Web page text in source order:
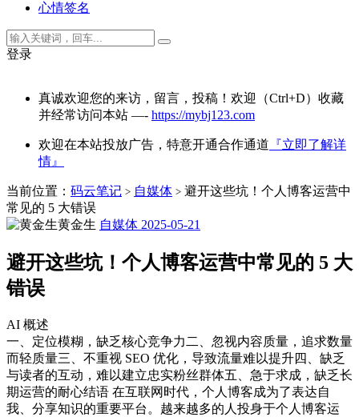
心情签名
登录
真诚欢迎您的来访，留言，投稿！欢迎（Ctrl+D）收藏
并经常访问本站 —- https://mybj123.com
欢迎在本站投放广告，特意开通合作通道 『立即了解详
情』
当前位置： 码云笔记 > 自媒体 > 避开这些坑！个人博客运营中
常见的 5 大错误
黄金生 自媒体 2025-05-21
避开这些坑！个人博客运营中常见的 5 大
错误
AI 概述
一、定位模糊，缺乏核心竞争力二、忽视内容质量，追求数量
而轻质量三、不重视 SEO 优化，导致流量难以提升四、缺乏
与读者的互动，难以建立忠实粉丝群体五、急于求成，缺乏长
期运营的耐心结语 在互联网时代，个人博客成为了表达自
我、分享知识的重要平台。越来越多的人投身于个人博客运